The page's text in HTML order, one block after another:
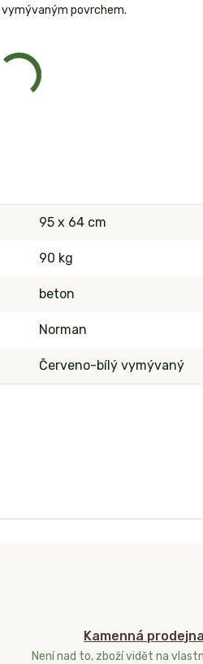
vymývaným povrchem.
95 x 64 cm
90 kg
beton
Norman
Červeno-bílý vymývaný
Kamenná prodejna
Není nad to, zboží vidět na